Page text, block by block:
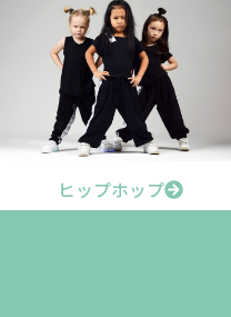
ヒップホップ